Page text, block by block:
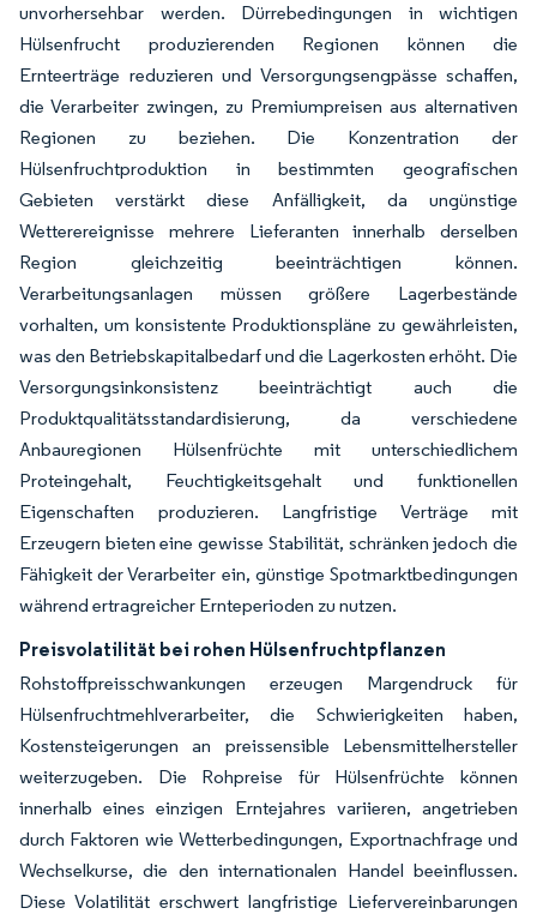
unvorhersehbar werden. Dürrebedingungen in wichtigen
Hülsenfrucht produzierenden Regionen können die
Ernteerträge reduzieren und Versorgungsengpässe schaffen,
die Verarbeiter zwingen, zu Premiumpreisen aus alternativen
Regionen zu beziehen. Die Konzentration der
Hülsenfruchtproduktion in bestimmten geografischen
Gebieten verstärkt diese Anfälligkeit, da ungünstige
Wetterereignisse mehrere Lieferanten innerhalb derselben
Region gleichzeitig beeinträchtigen können.
Verarbeitungsanlagen müssen größere Lagerbestände
vorhalten, um konsistente Produktionspläne zu gewährleisten,
was den Betriebskapitalbedarf und die Lagerkosten erhöht. Die
Versorgungsinkonsistenz beeinträchtigt auch die
Produktqualitätsstandardisierung, da verschiedene
Anbauregionen Hülsenfrüchte mit unterschiedlichem
Proteingehalt, Feuchtigkeitsgehalt und funktionellen
Eigenschaften produzieren. Langfristige Verträge mit
Erzeugern bieten eine gewisse Stabilität, schränken jedoch die
Fähigkeit der Verarbeiter ein, günstige Spotmarktbedingungen
während ertragreicher Ernteperioden zu nutzen.
Preisvolatilität bei rohen Hülsenfruchtpflanzen
Rohstoffpreisschwankungen erzeugen Margendruck für
Hülsenfruchtmehlverarbeiter, die Schwierigkeiten haben,
Kostensteigerungen an preissensible Lebensmittelhersteller
weiterzugeben. Die Rohpreise für Hülsenfrüchte können
innerhalb eines einzigen Erntejahres variieren, angetrieben
durch Faktoren wie Wetterbedingungen, Exportnachfrage und
Wechselkurse, die den internationalen Handel beeinflussen.
Diese Volatilität erschwert langfristige Liefervereinbarungen